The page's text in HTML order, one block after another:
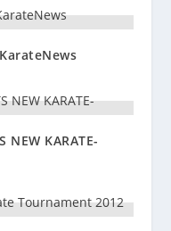
NEW KARATE-